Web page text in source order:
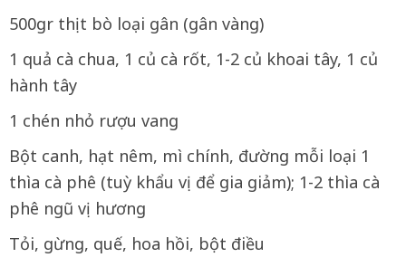
500gr thịt bò loại gân (gân vàng)
1 quả cà chua, 1 củ cà rốt, 1-2 củ khoai tây, 1 củ
hành tây
1 chén nhỏ rượu vang
Bột canh, hạt nêm, mì chính, đường mỗi loại 1
thìa cà phê (tuỳ khẩu vị để gia giảm); 1-2 thìa cà
phê ngũ vị hương
Tỏi, gừng, quế, hoa hồi, bột điều